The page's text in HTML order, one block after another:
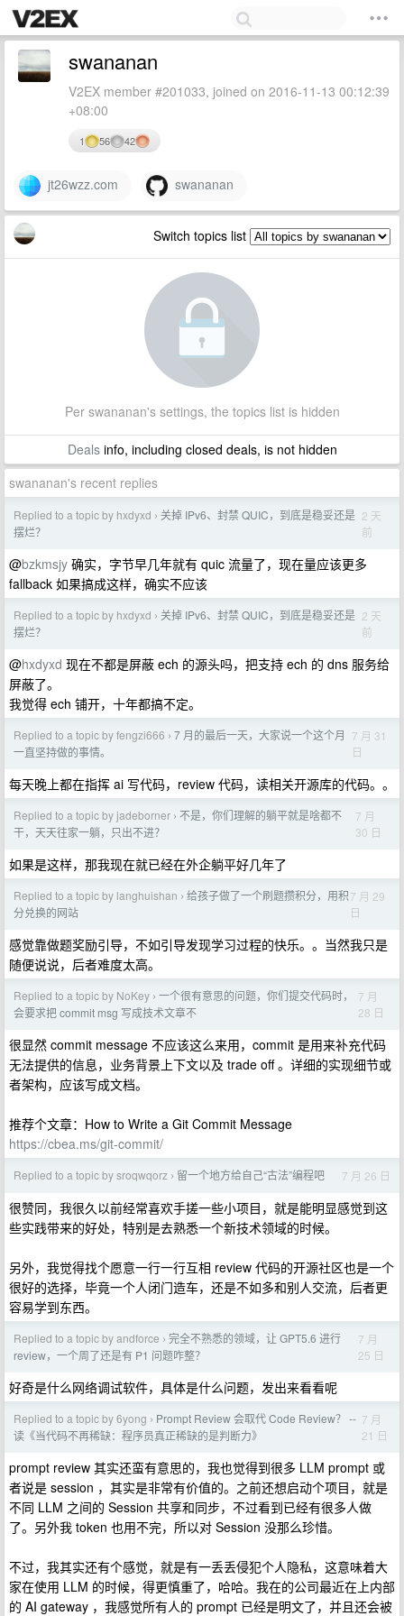
swananan
V2EX member #201033, joined on 2016-11-13 00:12:39
+08:00
1 56 42
jt26wzz.com swananan
Switch topics list
Per swananan's settings, the topics list is hidden
Dealsinfo, including closed deals, is not hidden
swananan's recent replies
Replied to a topic by hxdyxd › 关掉 IPv6、封禁 QUIC，到底是稳妥还是
摆烂？
2 天
前
@bzkmsjy 确实，字节早几年就有 quic 流量了，现在量应该更多
fallback 如果搞成这样，确实不应该
Replied to a topic by hxdyxd › 关掉 IPv6、封禁 QUIC，到底是稳妥还是
摆烂？
2 天
前
@hxdyxd 现在不都是屏蔽 ech 的源头吗，把支持 ech 的 dns 服务给
屏蔽了。
我觉得 ech 铺开，十年都搞不定。
Replied to a topic by fengzi666 › 7 月的最后一天，大家说一个这个月
一直坚持做的事情。
7 月 31
日
每天晚上都在指挥 ai 写代码，review 代码，读相关开源库的代码。。
Replied to a topic by jadeborner › 不是，你们理解的躺平就是啥都不
干，天天往家一躺，只出不进？
7 月
30 日
如果是这样，那我现在就已经在外企躺平好几年了
Replied to a topic by langhuishan › 给孩子做了一个刷题攒积分，用积
分兑换的网站
7 月 29
日
感觉靠做题奖励引导，不如引导发现学习过程的快乐。。当然我只是
随便说说，后者难度太高。
Replied to a topic by NoKey › 一个很有意思的问题，你们提交代码时，
会要求把 commit msg 写成技术文章不
7 月
28 日
很显然 commit message 不应该这么来用，commit 是用来补充代码
无法提供的信息，业务背景上下文以及 trade off 。详细的实现细节或
者架构，应该写成文档。
推荐个文章：How to Write a Git Commit Message
https://cbea.ms/git-commit/
Replied to a topic by sroqwqorz › 留一个地方给自己“古法”编程吧 7 月 26 日
很赞同，我很久以前经常喜欢手搓一些小项目，就是能明显感觉到这
些实践带来的好处，特别是去熟悉一个新技术领域的时候。
另外，我觉得找个愿意一行一行互相 review 代码的开源社区也是一个
很好的选择，毕竟一个人闭门造车，还是不如多和别人交流，后者更
容易学到东西。
Replied to a topic by andforce › 完全不熟悉的领域，让 GPT5.6 进行
review，一个周了还是有 P1 问题咋整？
7 月
25 日
好奇是什么网络调试软件，具体是什么问题，发出来看看呢
Replied to a topic by 6yong › Prompt Review 会取代 Code Review？ --
读《当代码不再稀缺：程序员真正稀缺的是判断力》
7 月
21 日
prompt review 其实还蛮有意思的，我也觉得到很多 LLM prompt 或
者说是 session ，其实是非常有价值的。之前还想启动个项目，就是
不同 LLM 之间的 Session 共享和同步，不过看到已经有很多人做
了。另外我 token 也用不完，所以对 Session 没那么珍惜。
不过，我其实还有个感觉，就是有一丢丢侵犯个人隐私，这意味着大
家在使用 LLM 的时候，得更慎重了，哈哈。我在的公司最近在上内部
的 AI gateway ，我感觉所有人的 prompt 已经是明文了，并且还会被